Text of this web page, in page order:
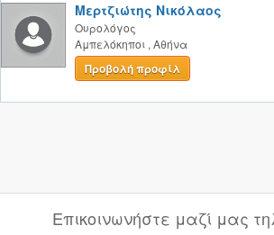
Μερτζιώτης Νικόλαος
Ουρολόγος
Αμπελόκηποι , Αθήνα
Προβολή προφίλ
Επικοινωνήστε μαζί μας